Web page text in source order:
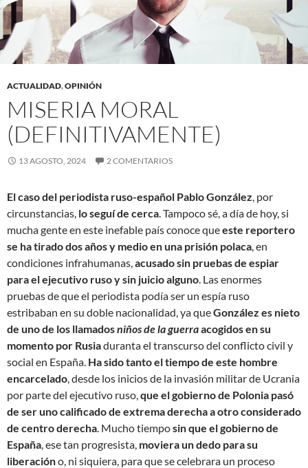
ACTUALIDAD,OPINIÓN
MISERIA MORAL
(DEFINITIVAMENTE)
13 AGOSTO, 2024 2 COMENTARIOS
El caso del periodista ruso-español Pablo González, por
circunstancias, lo seguí de cerca. Tampoco sé, a día de hoy, si
mucha gente en este inefable país conoce queeste reportero
se ha tirado dos años y medio en una prisión polaca, en
condiciones infrahumanas,acusado sin pruebas de espiar
para el ejecutivo ruso y sin juicio alguno. Las enormes
pruebas de que el periodista podía ser un espía ruso
estribaban en su doble nacionalidad, ya queGonzález es nieto
de uno de los llamadosniños de la guerraacogidos en su
momento por Rusiaduranta el transcurso del conflicto civil y
social en España. Ha sido tanto el tiempo de este hombre
encarcelado, desde los inicios de la invasión militar de Ucrania
por parte del ejecutivo ruso,que el gobierno de Polonia pasó
de ser uno calificado de extrema derecha a otro considerado
de centro derecha. Mucho tiemposin que el gobierno de
España, ese tan progresista, moviera un dedo para su
liberacióno, ni siquiera, para que se celebrara un proceso